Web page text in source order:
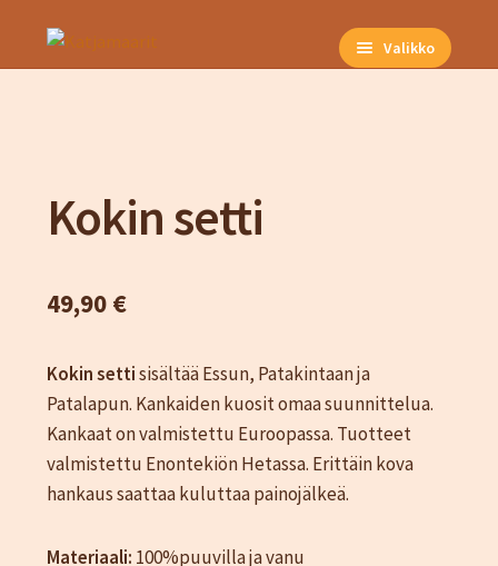
Siirry
navigointiin
Siirry
sisältöön
Valikko
Kausituotteet
Kauppa
Hinnasto
Kassa
Kokin setti
49,90 €
Kokin settisisältää Essun, Patakintaan ja
Patalapun. Kankaiden kuosit omaa suunnittelua.
Kankaat on valmistettu Euroopassa. Tuotteet
valmistettu Enontekiön Hetassa. Erittäin kova
hankaus saattaa kuluttaa painojälkeä.
Materiaali: 100%puuvilla ja vanu